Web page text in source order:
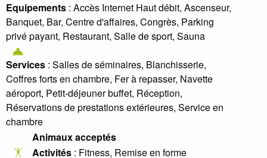
Equipements : Accès Internet Haut débit, Ascenseur,
Banquet, Bar, Centre d'affaires, Congrès, Parking
privé payant, Restaurant, Salle de sport, Sauna
Services : Salles de séminaires, Blanchisserie,
Coffres forts en chambre, Fer à repasser, Navette
aéroport, Petit-déjeuner buffet, Réception,
Réservations de prestations extérieures, Service en
chambre
Animaux acceptés
Activités : Fitness, Remise en forme